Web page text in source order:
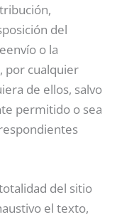
del
o la
por cualquier
de ellos, salvo
permitido o sea
del sitio
el texto,